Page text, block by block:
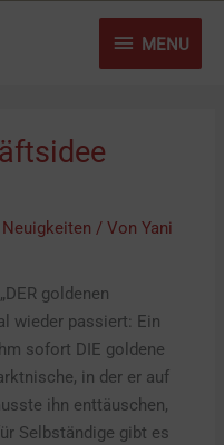
MENU
MENU
Neuigkeiten / VonYani
goldenen
wieder passiert: Ein
sofort DIE goldene
in der er auf
ihn enttäuschen,
Selbständige gibt es